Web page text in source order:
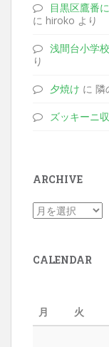
目黒区鷹番
に hiroko より
浅間台小学
り
夕焼け に 隣
ズッキーニ
ARCHIVE
CALENDAR
月
火